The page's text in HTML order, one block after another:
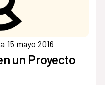
15 mayo 2016
un Proyecto